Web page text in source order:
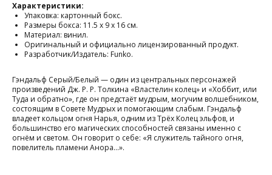
Характеристики:
Упаковка: картонный бокс.
Размеры бокса: 11.5 х 9 х 16 см.
Материал: винил.
Оригинальный и официально лицензированный продукт.
Разработчик/Издатель: Funko.
Гэндальф Серый/Белый — один из центральных персонажей
произведений Дж. Р. Р. Толкина «Властелин колец» и «Хоббит, или
Туда и обратно», где он предстаёт мудрым, могучим волшебником,
состоящим в Совете Мудрых и помогающим слабым. Гэндальф
владеет кольцом огня Нарья, одним из Трёх Колец эльфов, и
большинство его магических способностей связаны именно с
огнём и светом. Он говорит о себе: «Я служитель тайного огня,
повелитель пламени Анора…».